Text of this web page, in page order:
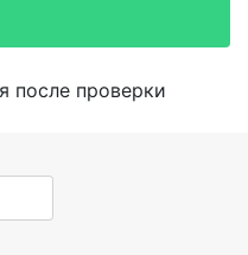
после проверки